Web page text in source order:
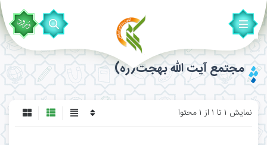
مجتمع آیت الله بهجت(ره)
نمایش ۱ تا ۱ از ۱ محتوا